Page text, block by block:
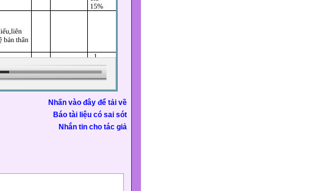
Nhấn vào đây để tải về
Báo tài liệu có sai sót
Nhắn tin cho tác giả